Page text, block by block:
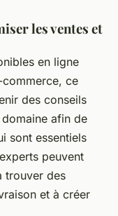
les ventes et
en ligne
ce
des conseils
domaine afin de
sont essentiels
peuvent
trouver des
et à créer